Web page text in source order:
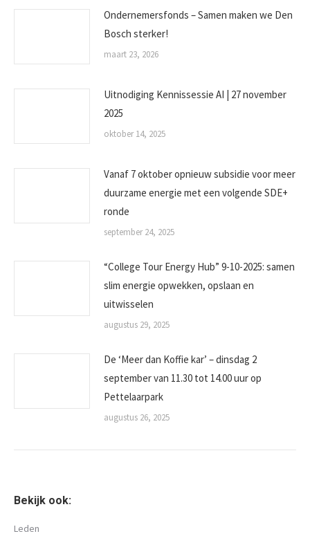
Ondernemersfonds – Samen maken we Den
Bosch sterker!
maart 23, 2026
Uitnodiging Kennissessie AI | 27 november
2025
oktober 14, 2025
Vanaf 7 oktober opnieuw subsidie voor meer
duurzame energie met een volgende SDE+
ronde
september 24, 2025
“College Tour Energy Hub” 9-10-2025: samen
slim energie opwekken, opslaan en
uitwisselen
augustus 29, 2025
De ‘Meer dan Koffie kar’ – dinsdag 2
september van 11.30 tot 14.00 uur op
Pettelaarpark
augustus 26, 2025
Bekijk ook:
Leden